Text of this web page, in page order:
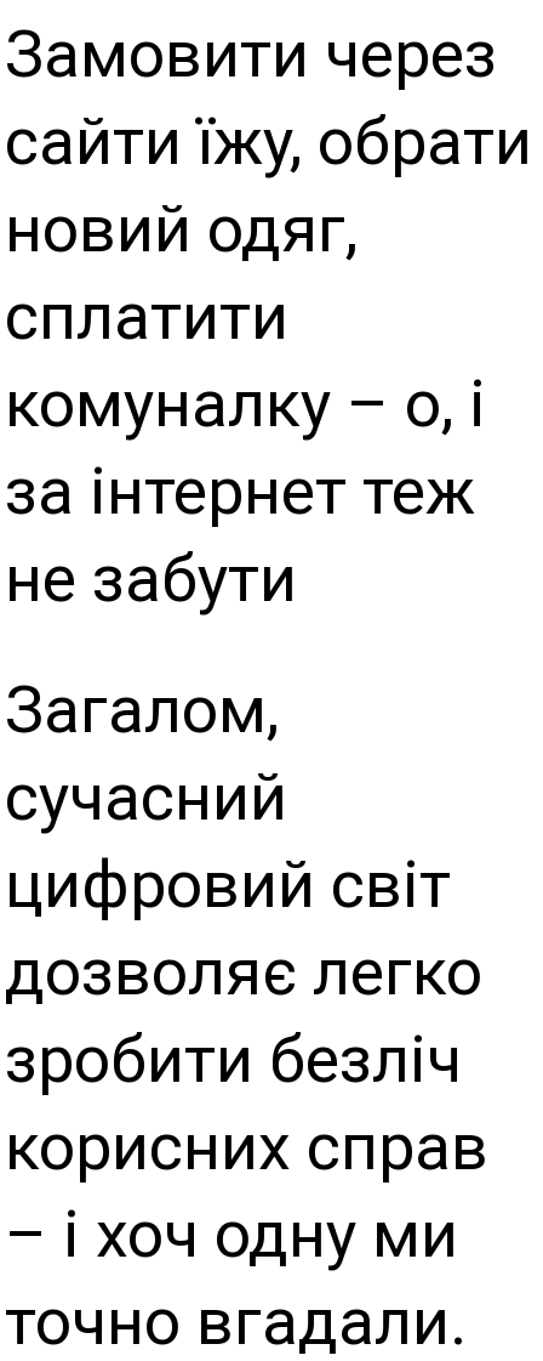
Замовити через
сайти їжу, обрати
новий одяг,
сплатити
комуналку – о, і
за інтернет теж
не забути
Загалом,
сучасний
цифровий світ
дозволяє легко
зробити безліч
корисних справ
– і хоч одну ми
точно вгадали.